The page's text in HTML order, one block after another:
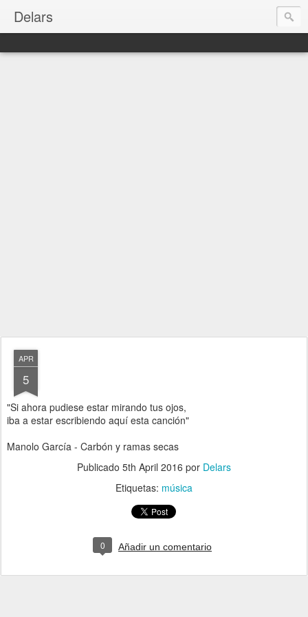
Delars
APR
5
"Si ahora pudiese estar mirando tus ojos,
iba a estar escribiendo aquí esta canción"
Manolo García - Carbón y ramas secas
Publicado 5th April 2016 por Delars
Etiquetas: música
0 Añadir un comentario